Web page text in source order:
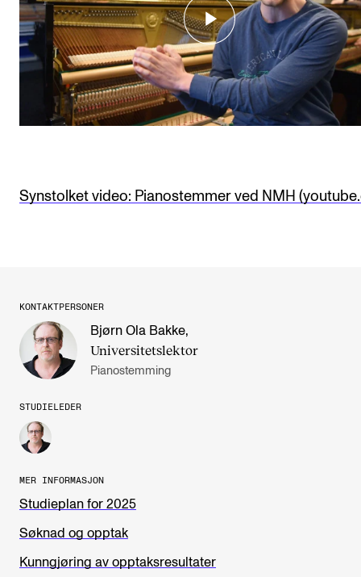
Synstolket video: Pianostemmer ved NMH
MER INFORMASJON
Studieplan for 2025
Søknad og opptak
Kunngjøring av opptaksresultater
KONTAKTPERSONER
Bjørn Ola Bakke,
Universitetslektor
Pianostemming
STUDIELEDER